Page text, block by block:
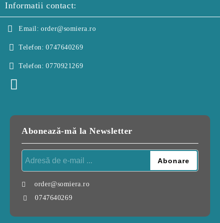
Informatii contact:
Email: order@somiera.ro
Telefon: 0747640269
Telefon: 0770921269
Abonează-mă la Newsletter
order@somiera.ro
0747640269